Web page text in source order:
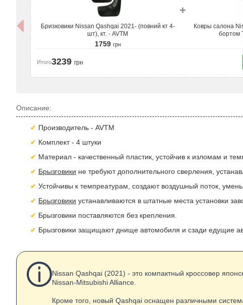
Бризковики Nissan Qashqai 2021- (повний кт 4-
шт), кт. - AVTM
1759 грн
+
Ковры салона
бортом
Итого3239 грн
Описание:
Производитель - AVTM
Комплект - 4 штуки
Материал - качественный пластик, устойчив к изломам и
Брызговики не требуют дополнительного сверления,
Устойчивы к темпреатурам, создают воздушный поток,
Брызговики устанавливаются в штатные места установки
Брызговики поставляются без крепления.
Брызговики защищают днище автомобиля и сзади едущие
Nissan Qashqai (2021) - это компактный кроссовер
Nissan-Mitsubishi Alliance.
Кроме того, новый Qashqai оснащен различными